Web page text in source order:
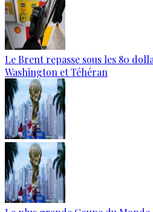
Le Brent repasse sous les 80
Washington et Téhéran